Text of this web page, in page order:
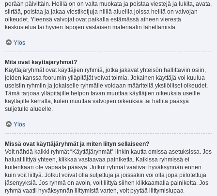
perään päivittäin. Heillä on on valta muokata ja poistaa viestejä ja lukita, avata,
siirtää, poistaa ja jakaa viestiketjuja niillä alueilla joissa heillä on valvojan
oikeudet. Yleensä valvojat ovat paikalla estämässä aiheen vierestä
keskustelua tai hyvien tapojen vastaisen materiaalin lähettämistä.
Ylös
Mitä ovat käyttäjäryhmät?
Käyttäjäryhmät ovat käyttäjien ryhmiä, jotka jakavat yhteisön hallittaviin osiin,
joiden kanssa foorumin ylläpitäjät voivat toimia. Jokainen käyttäjä voi kuulua
useisiin ryhmiin ja jokaiselle ryhmälle voidaan määritellä yksilölliset oikeudet.
Tämä tarjoaa ylläpitäjille helpon tavan muuttaa käyttäjien oikeuksia useille
käyttäjille kerralla, kuten muuttaa valvojien oikeuksia tai hallita pääsyä
suljetulle alueelle.
Ylös
Missä ovat käyttäjäryhmät ja miten liityn sellaiseen?
Voit nähdä kaikki ryhmät “Käyttäjäryhmät”-linkin kautta omissa asetuksissa. Jos
haluat liittyä yhteen, klikkaa vastaavaa painiketta. Kaikissa ryhmissä ei
kuitenkaan ole vapaata pääsyä. Jotkut ryhmät vaativat hyväksynnän ennen
kuin voit liittyä. Jotkut voivat olla suljettuja ja joissakin voi olla jopa piilotettuja
jäsenyyksiä. Jos ryhmä on avoin, voit liittyä siihen klikkaamalla painiketta. Jos
ryhmä vaatii hyväksynnän liittymistä varten, voit pyytää liittymislupaa